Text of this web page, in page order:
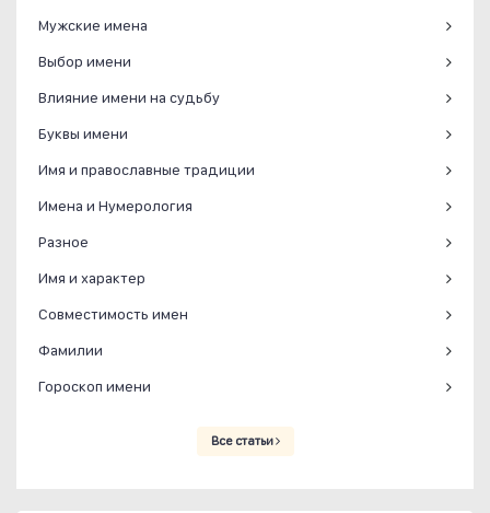
Мужские имена
Выбор имени
Влияние имени на судьбу
Буквы имени
Имя и православные традиции
Имена и Нумерология
Разное
Имя и характер
Совместимость имен
Фамилии
Гороскоп имени
Все статьи